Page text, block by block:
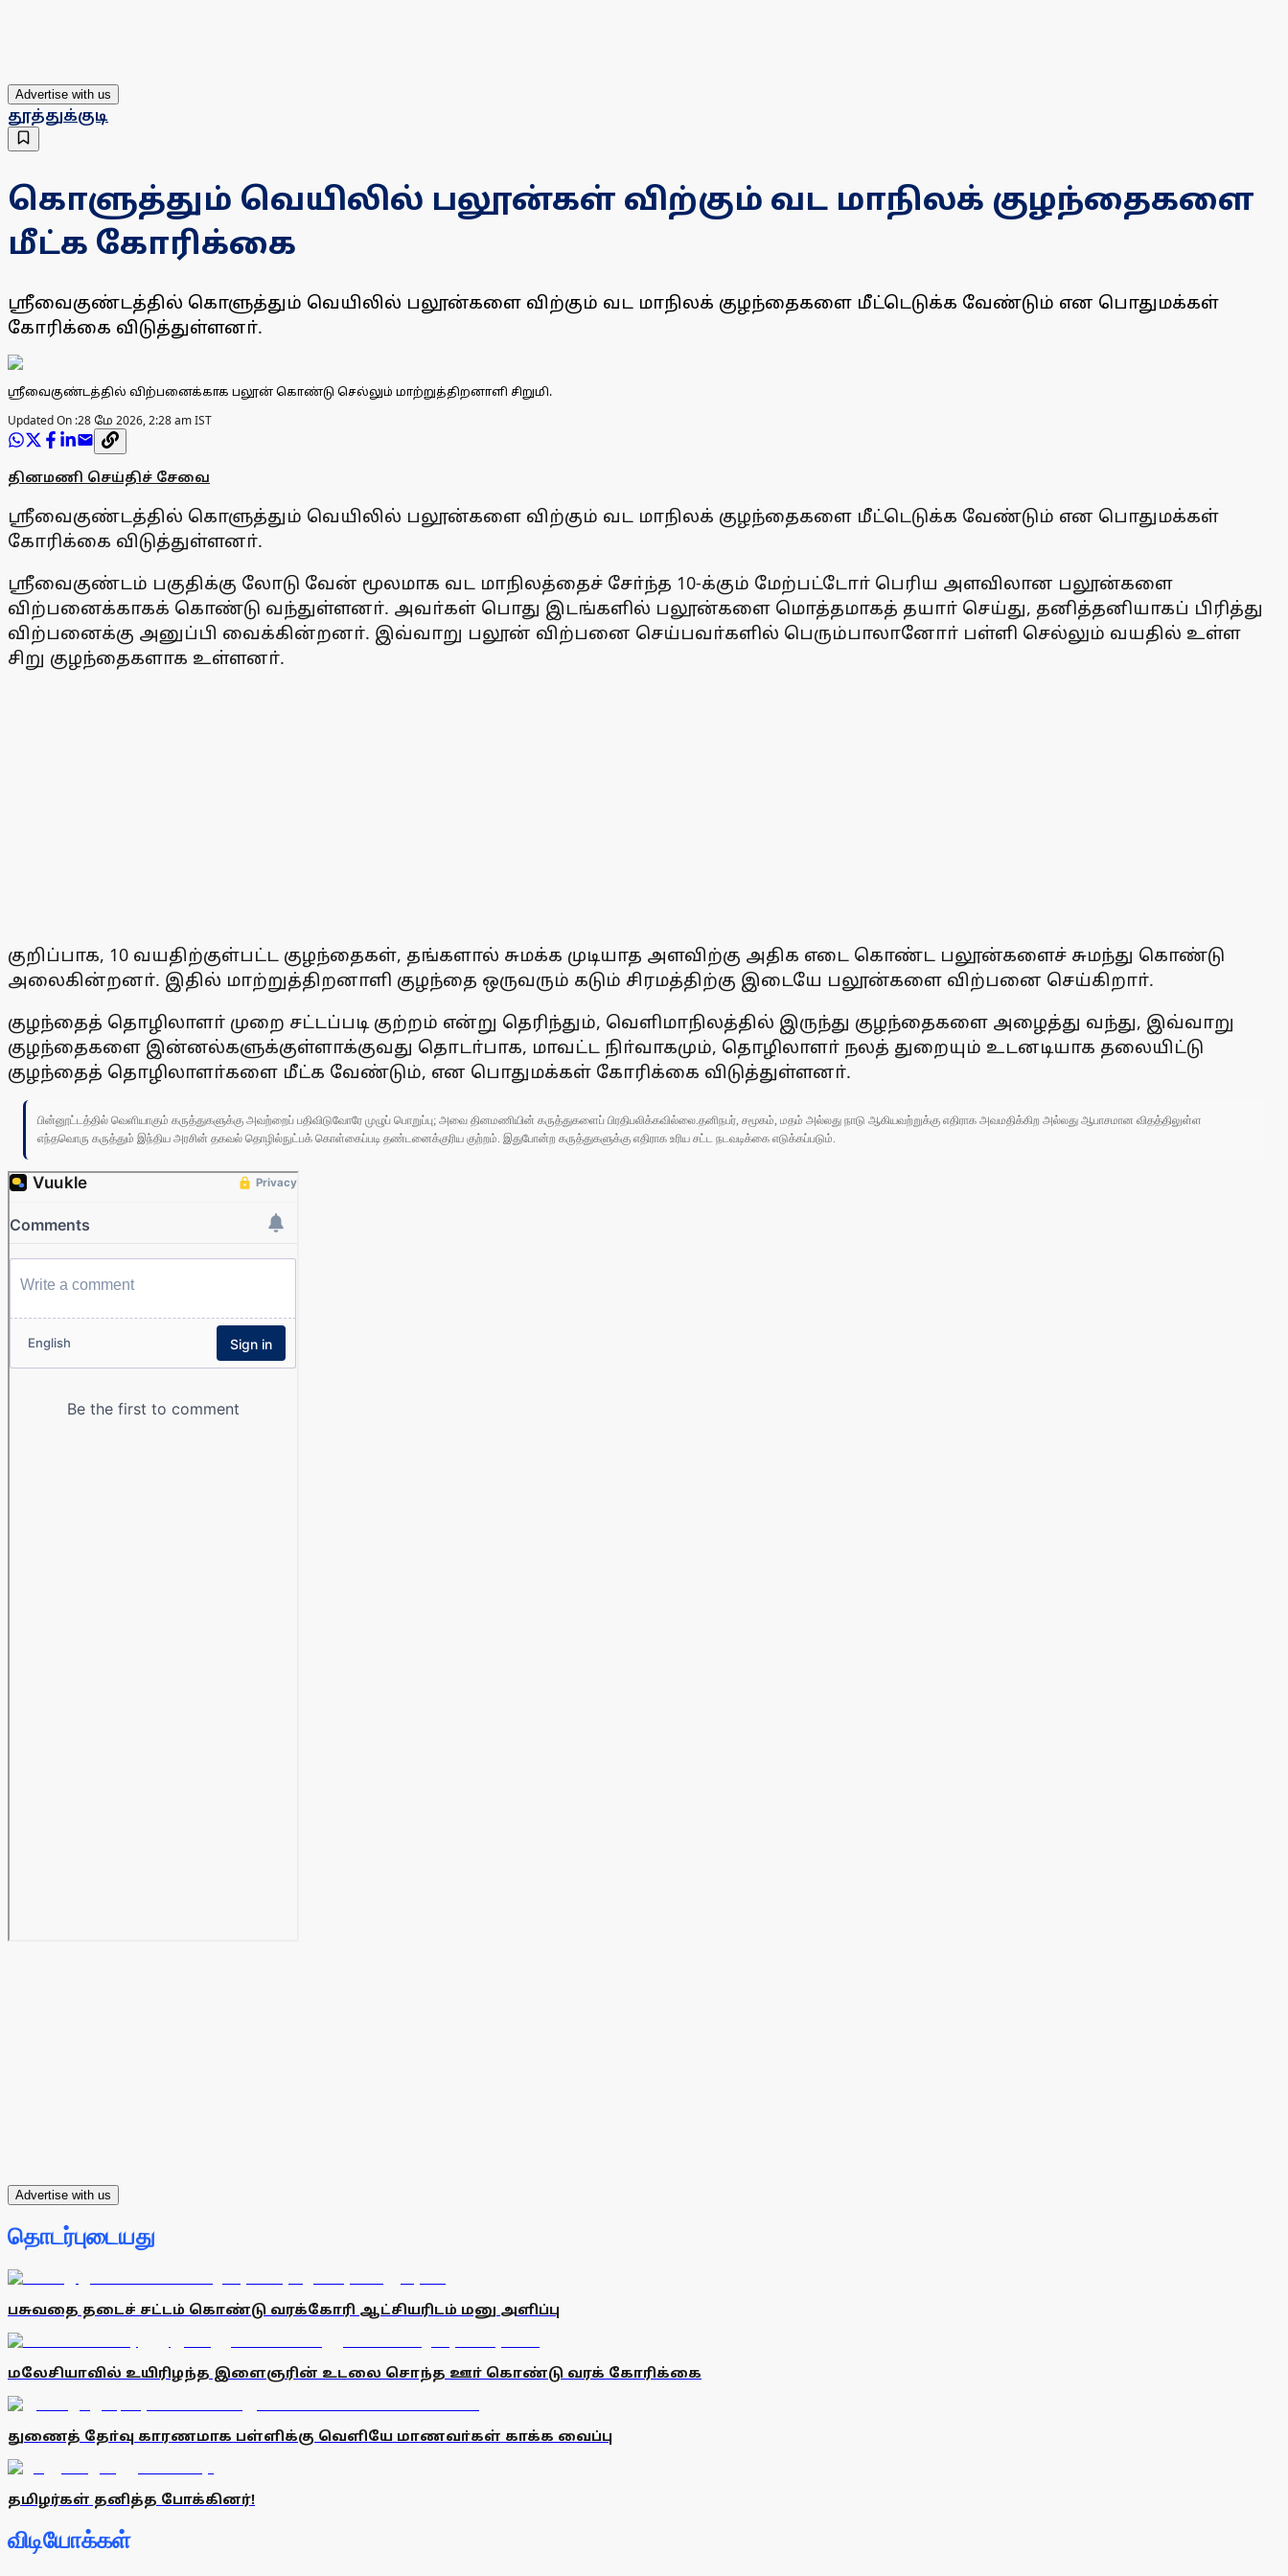
Advertise with us
தூத்துக்குடி
கொளுத்தும் வெயிலில் பலூன்கள் விற்கும் வட மாநிலக் குழந்தைகளை
மீட்க கோரிக்கை
ஸ்ரீவைகுண்டத்தில் கொளுத்தும் வெயிலில் பலூன்களை விற்கும் வட மாநிலக் குழந்தைகளை மீட்டெடுக்க வேண்டும் என பொதுமக்கள்
கோரிக்கை விடுத்துள்ளனா்.
ஸ்ரீவைகுண்டத்தில் விற்பனைக்காக பலூன் கொண்டு செல்லும் மாற்றுத்திறனாளி சிறுமி.
Updated On :28 மே 2026, 2:28 am IST
தினமணி செய்திச் சேவை
ஸ்ரீவைகுண்டத்தில் கொளுத்தும் வெயிலில் பலூன்களை விற்கும் வட மாநிலக் குழந்தைகளை மீட்டெடுக்க வேண்டும் என பொதுமக்கள்
கோரிக்கை விடுத்துள்ளனா்.
ஸ்ரீவைகுண்டம் பகுதிக்கு லோடு வேன் மூலமாக வட மாநிலத்தைச் சோ்ந்த 10-க்கும் மேற்பட்டோா் பெரிய அளவிலான பலூன்களை
விற்பனைக்காகக் கொண்டு வந்துள்ளனா். அவா்கள் பொது இடங்களில் பலூன்களை மொத்தமாகத் தயாா் செய்து, தனித்தனியாகப் பிரித்து
விற்பனைக்கு அனுப்பி வைக்கின்றனா். இவ்வாறு பலூன் விற்பனை செய்பவா்களில் பெரும்பாலானோா் பள்ளி செல்லும் வயதில் உள்ள
சிறு குழந்தைகளாக உள்ளனா்.
குறிப்பாக, 10 வயதிற்குள்பட்ட குழந்தைகள், தங்களால் சுமக்க முடியாத அளவிற்கு அதிக எடை கொண்ட பலூன்களைச் சுமந்து கொண்டு
அலைகின்றனா். இதில் மாற்றுத்திறனாளி குழந்தை ஒருவரும் கடும் சிரமத்திற்கு இடையே பலூன்களை விற்பனை செய்கிறாா்.
குழந்தைத் தொழிலாளா் முறை சட்டப்படி குற்றம் என்று தெரிந்தும், வெளிமாநிலத்தில் இருந்து குழந்தைகளை அழைத்து வந்து, இவ்வாறு
குழந்தைகளை இன்னல்களுக்குள்ளாக்குவது தொடா்பாக, மாவட்ட நிா்வாகமும், தொழிலாளா் நலத் துறையும் உடனடியாக தலையிட்டு
குழந்தைத் தொழிலாளா்களை மீட்க வேண்டும், என பொதுமக்கள் கோரிக்கை விடுத்துள்ளனா்.
பின்னூட்டத்தில் வெளியாகும் கருத்துகளுக்கு அவற்றைப் பதிவிடுவோரே முழுப் பொறுப்பு; அவை தினமணியின் கருத்துகளைப் பிரதிபலிக்கவில்லை.தனிநபர், சமூகம், மதம் அல்லது நாடு ஆகியவற்றுக்கு எதிராக அவமதிக்கிற அல்லது ஆபாசமான விதத்திலுள்ள
எந்தவொரு கருத்தும் இந்திய அரசின் தகவல் தொழில்நுட்பக் கொள்கைப்படி தண்டனைக்குரிய குற்றம். இதுபோன்ற கருத்துகளுக்கு எதிராக உரிய சட்ட நடவடிக்கை எடுக்கப்படும்.
Advertise with us
தொடர்புடையது
பசுவதை தடைச் சட்டம் கொண்டு வரக்கோரி ஆட்சியரிடம் மனு அளிப்பு
மலேசியாவில் உயிரிழந்த இளைஞரின் உடலை சொந்த ஊா் கொண்டு வரக் கோரிக்கை
துணைத் தோ்வு காரணமாக பள்ளிக்கு வெளியே மாணவா்கள் காக்க வைப்பு
தமிழர்கள் தனித்த போக்கினர்!
விடியோக்கள்